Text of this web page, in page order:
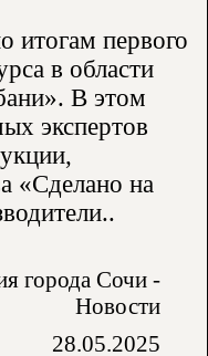
итогам первого
в области
В этом
экспертов
«Сделано на
города Сочи -
Новости
28.05.2025